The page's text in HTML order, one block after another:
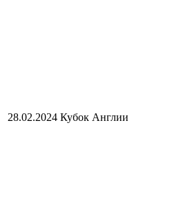
28.02.2024 Кубок Англии